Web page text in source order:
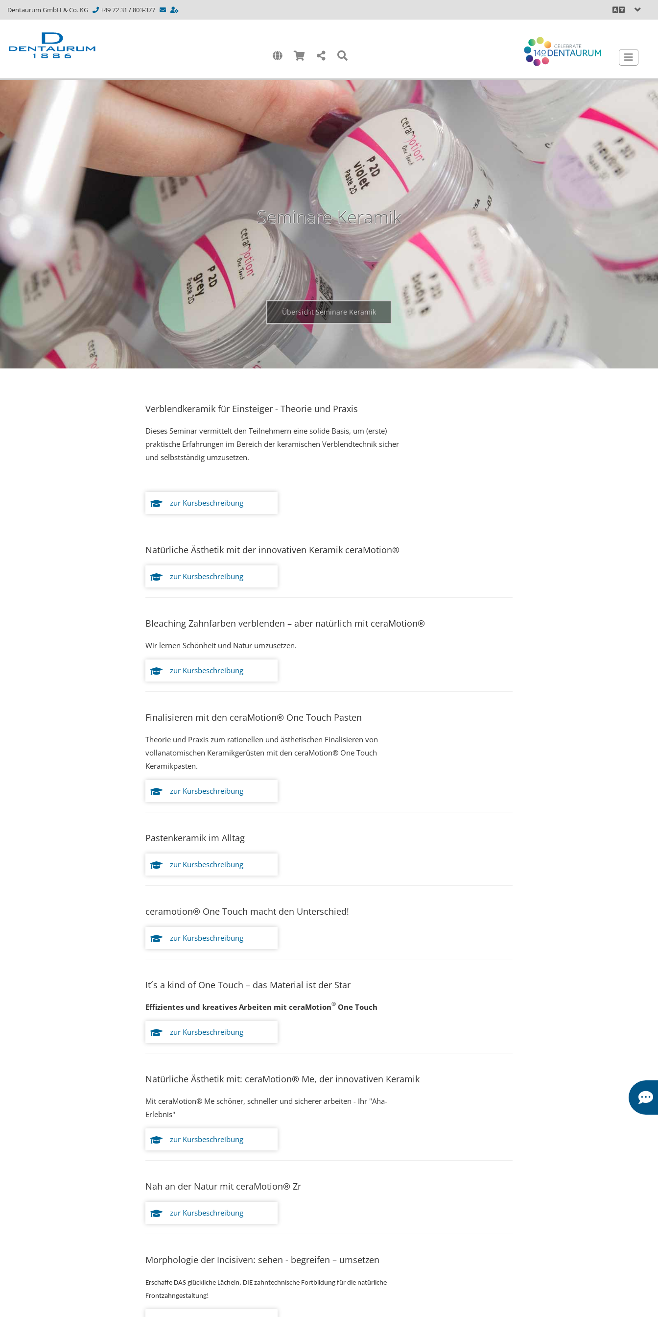
Dentaurum GmbH & Co. KG +49 72 31 / 803-377
Seminare Keramik
Übersicht Seminare Keramik
Verblendkeramik für Einsteiger - Theorie und Praxis
Dieses Seminar vermittelt den Teilnehmern eine solide Basis, um (erste)
praktische Erfahrungen im Bereich der keramischen Verblendtechnik sicher
und selbstständig umzusetzen.
zur Kursbeschreibung
Natürliche Ästhetik mit der innovativen Keramik ceraMotion®
zur Kursbeschreibung
Bleaching Zahnfarben verblenden – aber natürlich mit ceraMotion®
Wir lernen Schönheit und Natur umzusetzen.
zur Kursbeschreibung
Finalisieren mit den ceraMotion® One Touch Pasten
Theorie und Praxis zum rationellen und ästhetischen Finalisieren von
vollanatomischen Keramikgerüsten mit den ceraMotion® One Touch
Keramikpasten.
zur Kursbeschreibung
Pastenkeramik im Alltag
zur Kursbeschreibung
ceramotion® One Touch macht den Unterschied!
zur Kursbeschreibung
It´s a kind of One Touch – das Material ist der Star
Effizientes und kreatives Arbeiten mit ceraMotion® One Touch
zur Kursbeschreibung
Natürliche Ästhetik mit: ceraMotion® Me, der innovativen Keramik
Mit ceraMotion® Me schöner, schneller und sicherer arbeiten - Ihr "Aha-
Erlebnis"
zur Kursbeschreibung
Nah an der Natur mit ceraMotion® Zr
zur Kursbeschreibung
Morphologie der Incisiven: sehen - begreifen – umsetzen
Erschaffe DAS glückliche Lächeln. DIE zahntechnische Fortbildung für die natürliche
Frontzahngestaltung!